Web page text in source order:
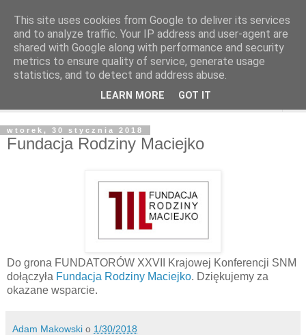
wtorek, 30 stycznia 2018
Fundacja Rodziny Maciejko
Do grona FUNDATORÓW XXVII Krajowej Konferencji SNM
dołączyła Fundacja Rodziny Maciejko. Dziękujemy za
okazane wsparcie.
Adam Makowski o 1/30/2018
This site uses cookies from Google to deliver its services
and to analyze traffic. Your IP address and user-agent are
shared with Google along with performance and security
metrics to ensure quality of service, generate usage
statistics, and to detect and address abuse.
LEARN MORE GOT IT